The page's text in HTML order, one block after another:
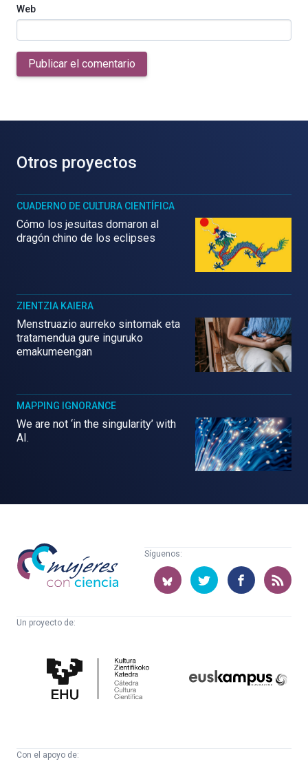
Web
Publicar el comentario
Otros proyectos
CUADERNO DE CULTURA CIENTÍFICA
Cómo los jesuitas domaron al
dragón chino de los eclipses
ZIENTZIA KAIERA
Menstruazio aurreko sintomak eta
tratamendua gure inguruko
emakumeengan
MAPPING IGNORANCE
We are not ‘in the singularity’ with
AI.
Mujeres
con
ciencia
Síguenos:
Un proyecto de:
Cultura
Científica
Con el apoyo de: